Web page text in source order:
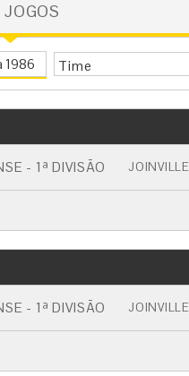
JOGOS
Time
- 1ª DIVISÃO JOINVILLE
- 1ª DIVISÃO JOINVILLE